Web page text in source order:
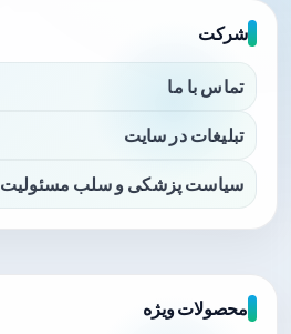
شرکت
تماس با ما
تبلیغات در سایت
سیاست پزشکی و سلب مسئولیت
محصولات ویژه